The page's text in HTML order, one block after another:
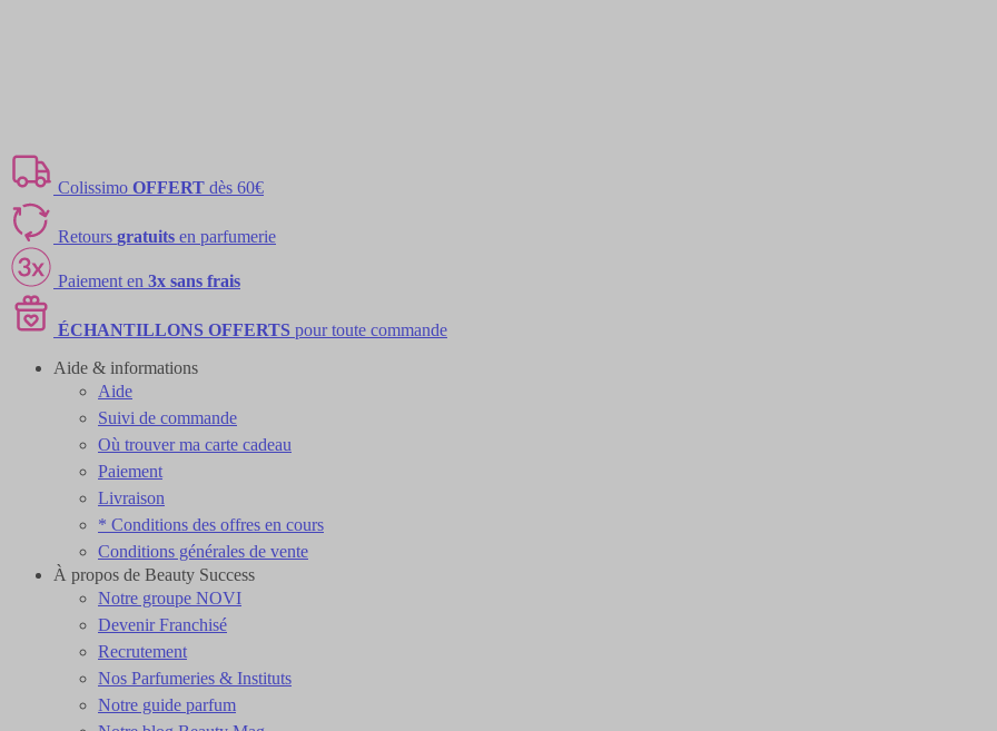
Colissimo OFFERT dès 60€
Retours gratuits en parfumerie
Paiement en 3x sans frais
ÉCHANTILLONS OFFERTS pour toute commande
Aide & informations
Aide
Suivi de commande
Où trouver ma carte cadeau
Paiement
Livraison
* Conditions des offres en cours
Conditions générales de vente
À propos de Beauty Success
Notre groupe NOVI
Devenir Franchisé
Recrutement
Nos Parfumeries & Instituts
Notre guide parfum